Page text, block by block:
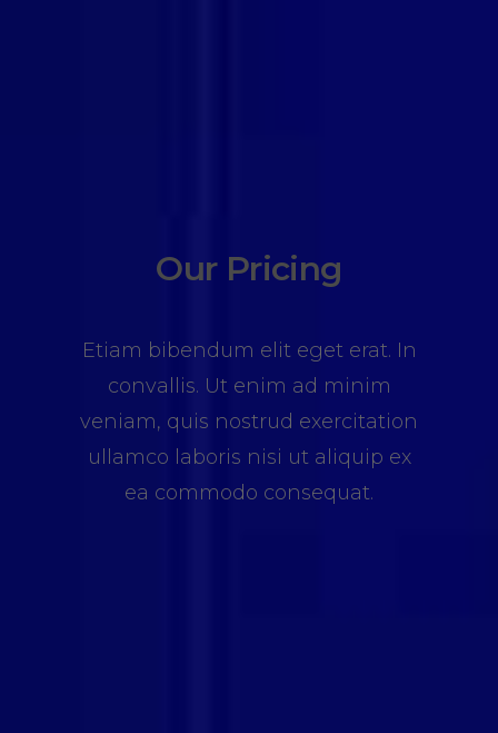
Our Pricing
Etiam bibendum elit eget erat. In
convallis. Ut enim ad minim
veniam, quis nostrud exercitation
ullamco laboris nisi ut aliquip ex
ea commodo consequat.